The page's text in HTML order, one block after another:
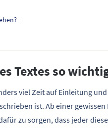
Textes so
viel Zeit auf Einleitung
ist. Ab einer
zu sorgen, dass jeder